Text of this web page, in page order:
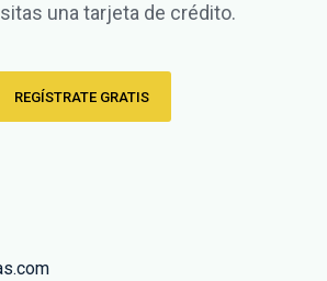
una tarjeta de crédito.
REGÍSTRATE GRATIS